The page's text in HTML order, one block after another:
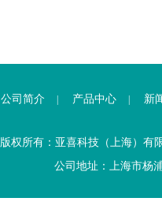
公司简介 产品中心 新
版权所有：亚喜科技（上海）
公司地址：上海市杨